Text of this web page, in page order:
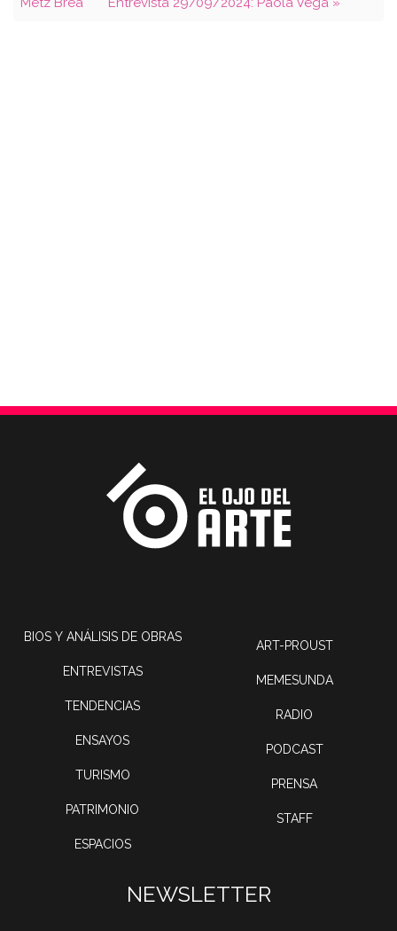
BIOS Y ANÁLISIS DE OBRAS
ENTREVISTAS
TENDENCIAS
ENSAYOS
TURISMO
PATRIMONIO
ESPACIOS
ART-PROUST
MEMESUNDA
RADIO
PODCAST
PRENSA
STAFF
NEWSLETTER